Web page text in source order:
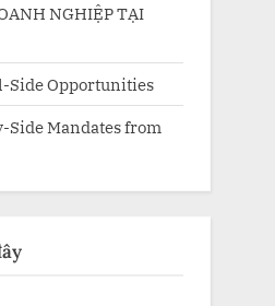
NGHIỆP TẠI
Side Opportunities
Side Mandates from